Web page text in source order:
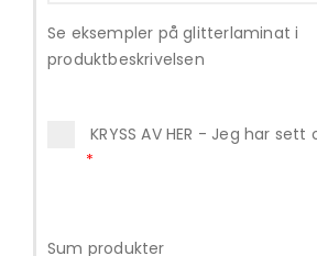
Se eksempler på glitterlaminat i
produktbeskrivelsen
KRYSS AV HER - Jeg har
*
Sum produkter